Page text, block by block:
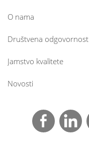
O nama
Društvena odgovornost
Jamstvo kvalitete
Novosti